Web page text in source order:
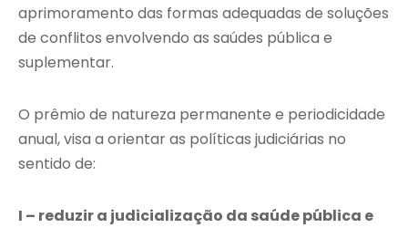
aprimoramento das formas adequadas de soluções
de conflitos envolvendo as saúdes pública e
suplementar.
O prêmio de natureza permanente e periodicidade
anual, visa a orientar as políticas judiciárias no
sentido de:
I – reduzir a judicialização da saúde pública e